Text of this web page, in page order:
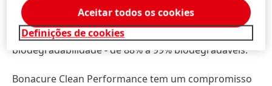
profissionais 100% vegan**** isentas de sulfatos*,
silicones, parabenos, óleos minerais, microplásticos e
corantes artificiais, com um elevado nível de
biodegradabilidade - de 88% a 99% biodegradáveis.
Bonacure Clean Performance tem um compromisso
Definições de cookies
Aceitar todos os cookies